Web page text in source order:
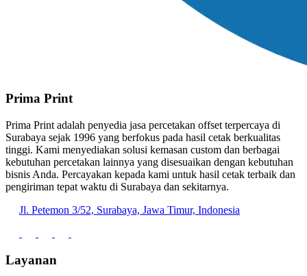
Prima Print
Prima Print adalah penyedia jasa percetakan offset terpercaya di
Surabaya sejak 1996 yang berfokus pada hasil cetak berkualitas
tinggi. Kami menyediakan solusi kemasan custom dan berbagai
kebutuhan percetakan lainnya yang disesuaikan dengan kebutuhan
bisnis Anda. Percayakan kepada kami untuk hasil cetak terbaik dan
pengiriman tepat waktu di Surabaya dan sekitarnya.
Jl. Petemon 3/52, Surabaya, Jawa Timur, Indonesia
Layanan